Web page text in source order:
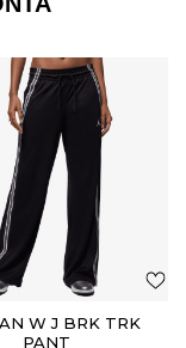
W J BRK TRK
PANT